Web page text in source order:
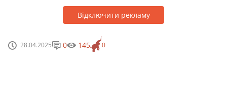
Відключити рекламу
28.04.2025 0
0 145